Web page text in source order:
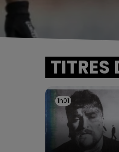
TITRES
1h01
1h01